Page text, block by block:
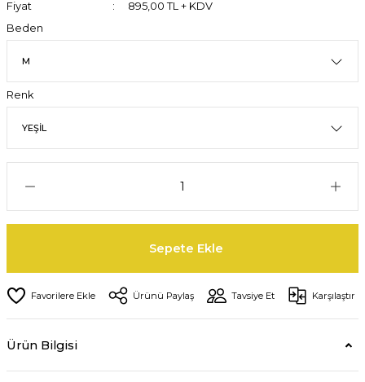
Fiyat
895,00 TL + KDV
Beden
Renk
Sepete Ekle
Ürünü Paylaş Tavsiye Et Karşılaştır
Ürün Bilgisi